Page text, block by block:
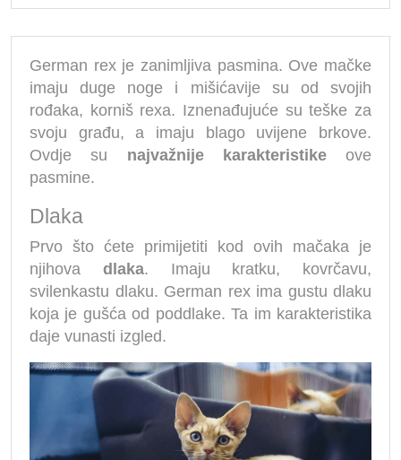
German rex je zanimljiva pasmina. Ove mačke
imaju duge noge i mišićavije su od svojih
rođaka, korniš rexa. Iznenađujuće su teške za
svoju građu, a imaju blago uvijene brkove.
Ovdje su najvažnije karakteristikeove
pasmine.
Dlaka
Prvo što ćete primijetiti kod ovih mačaka je
njihova dlaka. Imaju kratku, kovrčavu,
svilenkastu dlaku. German rex ima gustu dlaku
koja je gušća od poddlake. Ta im karakteristika
daje vunasti izgled.